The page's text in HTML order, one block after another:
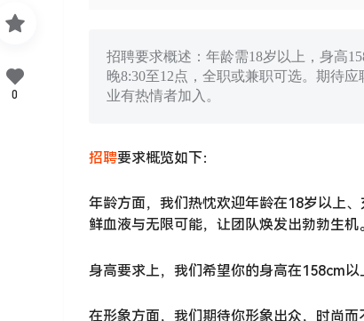
招聘要求概述：年龄需18岁以上，身高
晚8:30至12点，全职或兼职可选。期待
业有热情者加入。
招聘要求概览如下：
年龄方面，我们热忱欢迎年龄在18岁以上
鲜血液与无限可能，让团队焕发出勃勃生机。
身高要求上，我们希望你的身高在158cm
在形象方面，我们期待你形象出众，时尚
0